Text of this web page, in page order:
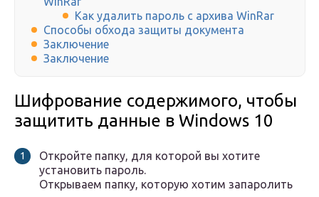
Как удалить пароль с архива WinRar
Способы обхода защиты документа
Заключение
Заключение
Шифрование содержимого, чтобы
защитить данные в Windows 10​​​​​​​​​​​​​​
Откройте папку, для которой вы хотите
установить пароль.
Открываем папку, которую хотим запаролить